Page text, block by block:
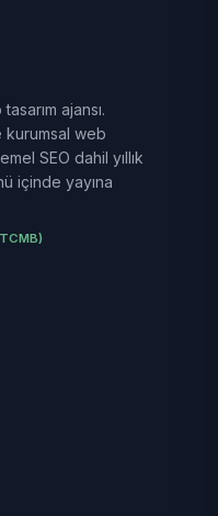
ajansı.
kurumsal web
SEO dahil yıllık
içinde yayına